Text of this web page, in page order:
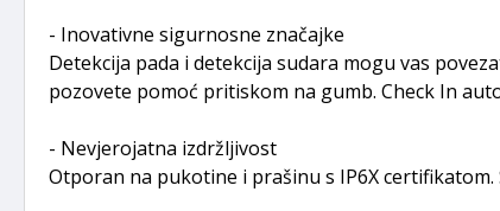
- Inovativne sigurnosne značajke
Detekcija pada i detekcija sudara mogu vas
pozovete pomoć pritiskom na gumb. Check In
- Nevjerojatna izdržljivost
Otporan na pukotine i prašinu s IP6X